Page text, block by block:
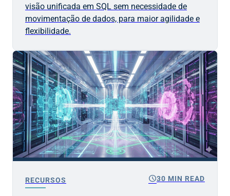
visão unificada em SQL sem necessidade de
movimentação de dados, para maior agilidade e
flexibilidade.
RECURSOS schedule30 MIN READ